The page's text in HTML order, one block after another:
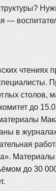
—
чтениях
столов,
до
в
до 30